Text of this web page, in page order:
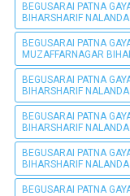
BEGUSARAI PATNA
BIHARSHARIF
BEGUSARAI PATNA
MUZAFFARNAGAR
BEGUSARAI PATNA
BIHARSHARIF
BEGUSARAI PATNA
BIHARSHARIF
BEGUSARAI PATNA
BIHARSHARIF
BEGUSARAI PATNA